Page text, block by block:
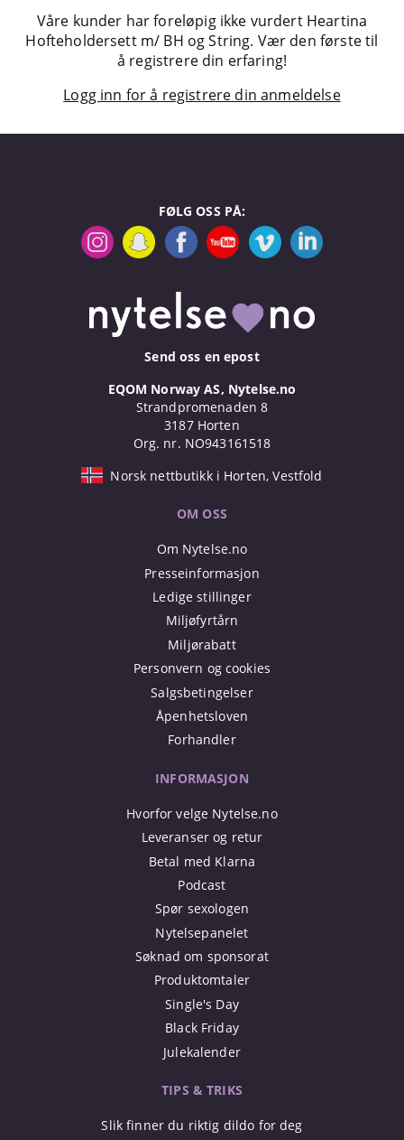
Våre kunder har foreløpig ikke vurdert Heartina
Hofteholdersett m/ BH og String. Vær den første til
å registrere din erfaring!
Logg inn for å registrere din anmeldelse
FØLG OSS PÅ:
Send oss en epost
EQOM Norway AS, Nytelse.no
Strandpromenaden 8
3187 Horten
Org. nr. NO943161518
Norsk nettbutikk i Horten, Vestfold
OM OSS
Om Nytelse.no
Presseinformasjon
Ledige stillinger
Miljøfyrtårn
Miljørabatt
Personvern og cookies
Salgsbetingelser
Åpenhetsloven
Forhandler
INFORMASJON
Hvorfor velge Nytelse.no
Leveranser og retur
Betal med Klarna
Podcast
Spør sexologen
Nytelsepanelet
Søknad om sponsorat
Produktomtaler
Single's Day
Black Friday
Julekalender
TIPS & TRIKS
Slik finner du riktig dildo for deg